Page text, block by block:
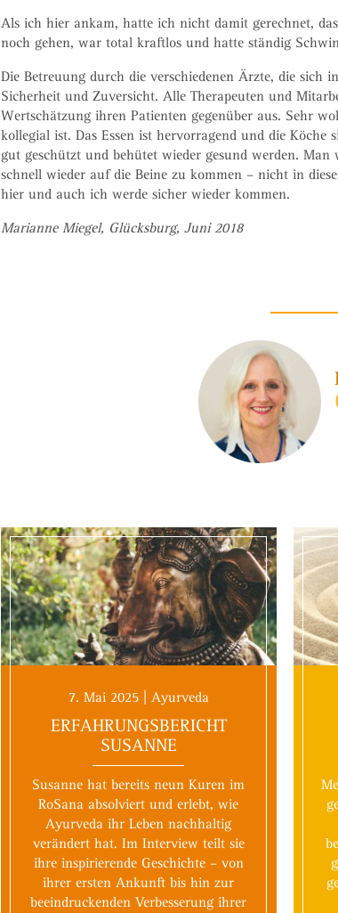
Als ich hier ankam, hatte ich nicht damit gerechnet,
noch gehen, war total kraftlos und hatte ständig
Die Betreuung durch die verschiedenen Ärzte, die
Sicherheit und Zuversicht. Alle Therapeuten und
Wertschätzung ihren Patienten gegenüber aus. Sehr
kollegial ist. Das Essen ist hervorragend und die
gut geschützt und behütet wieder gesund werden.
schnell wieder auf die Beine zu kommen – nicht in
hier und auch ich werde sicher wieder kommen.
Marianne Miegel, Glücksburg, Juni 2018
7. Mai 2025 | Ayurveda
ERFAHRUNGSBERICHT
SUSANNE
Susanne hat bereits neun Kuren im
RoSana absolviert und erlebt, wie
Ayurveda ihr Leben nachhaltig
verändert hat. Im Interview teilt sie
ihre inspirierende Geschichte – von
ihrer ersten Ankunft bis hin zur
beeindruckenden Verbesserung ihrer